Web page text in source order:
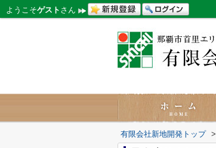
ようこそゲスト さん
有限会社新地開発トップ >